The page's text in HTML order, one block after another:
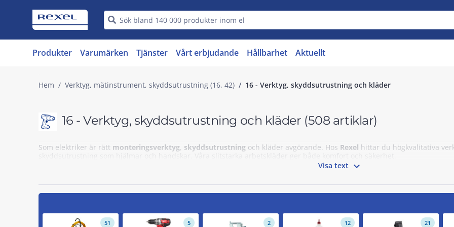
Produkter Varumärken Tjänster Vårt erbjudande Hållbarhet Aktuellt
Hem Verktyg, mätinstrument, skyddsutrustning (16, 42) 16 - Verktyg, skyddsutrustning och kläder
16 - Verktyg, skyddsutrustning och kläder (508 artiklar)
Som elektriker är rätt monteringsverktyg, skyddsutrustning och kläder avgörande. Hos Rexel hittar du högkvalitativa
skyddsutrustning som hjälmar och handskar. Våra slitstarka arbetskläder ger både komfort och säkerhet.
Visa text 
51 5 2 12 21